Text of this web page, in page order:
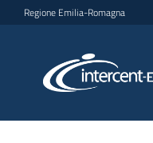
Vai al contenuto
Vai alla navigazione
Vai al footer
Regione Emilia-Romagna
per